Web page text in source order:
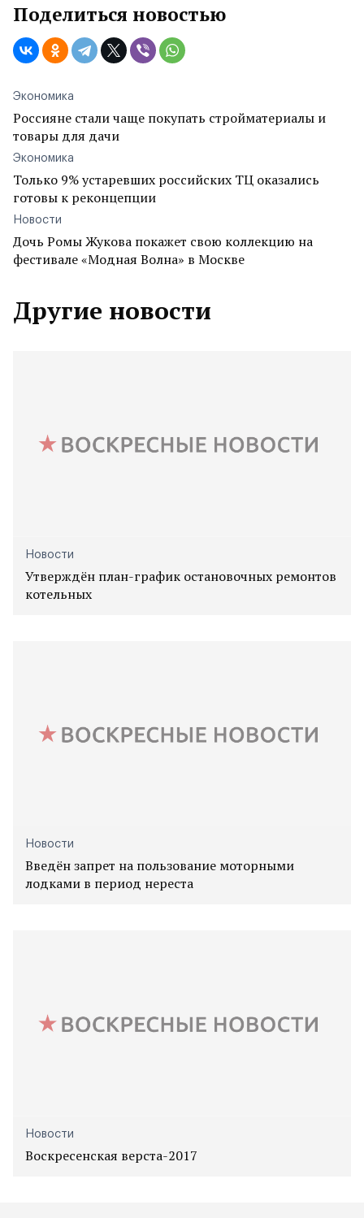
Поделиться новостью
Экономика
Россияне стали чаще покупать стройматериалы и
товары для дачи
Экономика
Только 9% устаревших российских ТЦ оказались
готовы к реконцепции
Новости
Дочь Ромы Жукова покажет свою коллекцию на
фестивале «Модная Волна» в Москве
Другие новости
Новости
Утверждён план-график остановочных ремонтов
котельных
Новости
Введён запрет на пользование моторными
лодками в период нереста
Новости
Воскресенская верста-2017